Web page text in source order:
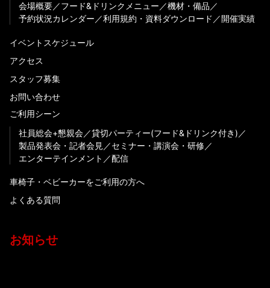
会場概要
フード&ドリンクメニュー
機材・備品
予約状況カレンダー
利用規約・資料ダウンロード 開催実績
イベントスケジュール
アクセス
スタッフ募集
お問い合わせ
ご利用シーン
社員総会+懇親会
貸切パーティー(フード&ドリンク付き)
製品発表会・記者会見
セミナー・講演会・研修
エンターテインメント
配信
車椅子・ベビーカーをご利用の方へ
よくある質問
お知らせ